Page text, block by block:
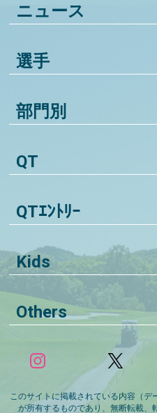
ニュース
選手
部門別
QT
QTｴﾝﾄﾘｰ
Kids
Others
このサイトに掲載されている内容（
が所有するものであり、無断転載、